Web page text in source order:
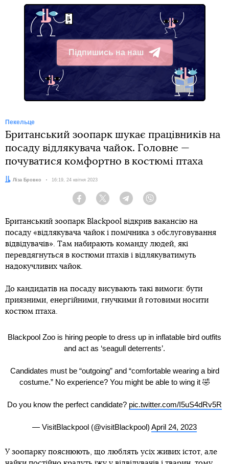
Підпишись на наш
Telegram
Пекельце
Британський зоопарк шукає працівників на
посаду відлякувача чайок. Головне —
почуватися комфортно в костюмі птаха
Автор:
Ліза Бровко Дата:
16:19, 24 квітня 2023
Facebook Twitter Telegram
Британський зоопарк Blackpool відкрив вакансію на
посаду «відлякувача чайок і помічника з обслуговування
відвідувачів». Там набирають команду людей, які
перевдягнуться в костюми птахів і відлякуватимуть
надокучливих чайок.
До кандидатів на посаду висувають такі вимоги: бути
приязними, енергійними, гнучкими й готовими носити
костюм птаха.
Blackpool Zoo is hiring people to dress up in inflatable bird outfits
and act as ‘seagull deterrents’.
Candidates must be “outgoing” and “comfortable wearing a bird
costume.” No experience? You might be able to wing it 🤣
Do you know the perfect candidate? pic.twitter.com/I5uS4dRv5R
— VisitBlackpool (@visitBlackpool) April 24, 2023
У зоопарку пояснюють, що люблять усіх живих істот, але